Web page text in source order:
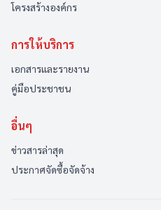
โครงสร้างองค์กร
การให้บริการ
เอกสารและรายงาน
คู่มือประชาชน
อื่นๆ
ข่าวสารล่าสุด
ประกาศจัดซื้อจัดจ้าง